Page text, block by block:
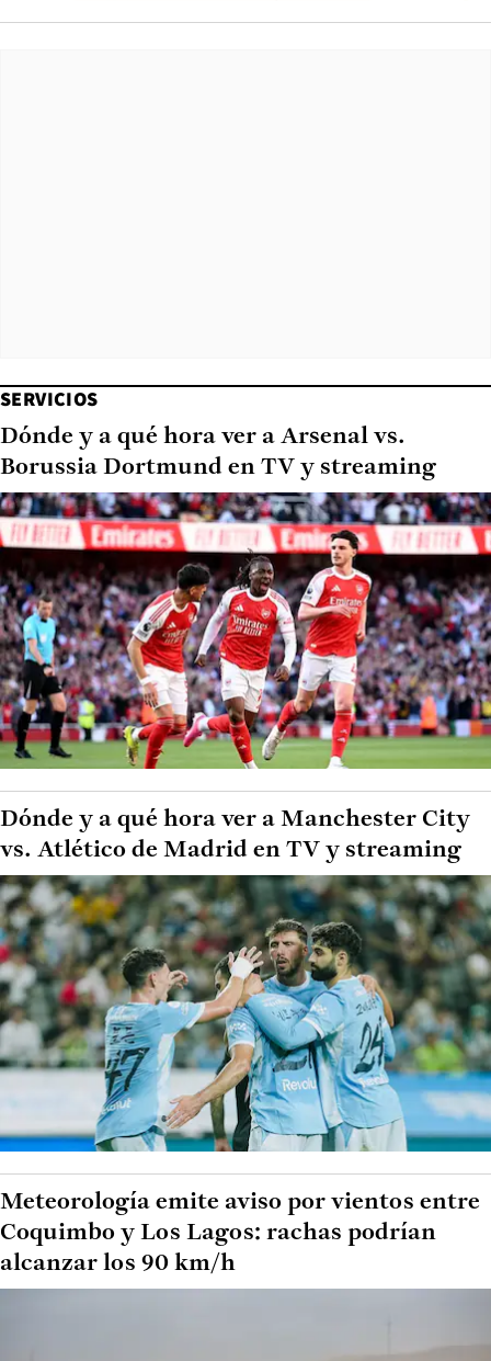
SERVICIOS
Dónde y a qué hora ver a Arsenal vs.
Borussia Dortmund en TV y streaming
Dónde y a qué hora ver a Manchester City
vs. Atlético de Madrid en TV y streaming
Meteorología emite aviso por vientos entre
Coquimbo y Los Lagos: rachas podrían
alcanzar los 90 km/h